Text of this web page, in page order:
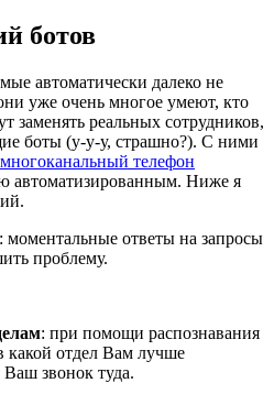
ботов
автоматически далеко не
уже очень многое умеют, кто
заменять реальных сотрудников,
боты (у-у-у, страшно?). С ними
многоканальный телефон
автоматизированным. Ниже я
: моментальные ответы на запросы
проблему.
: при помощи распознавания
какой отдел Вам лучше
Ваш звонок туда.